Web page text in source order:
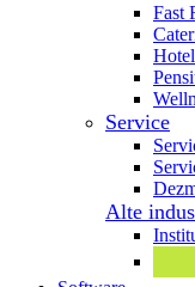
Fast
Hotel
Service
Alte